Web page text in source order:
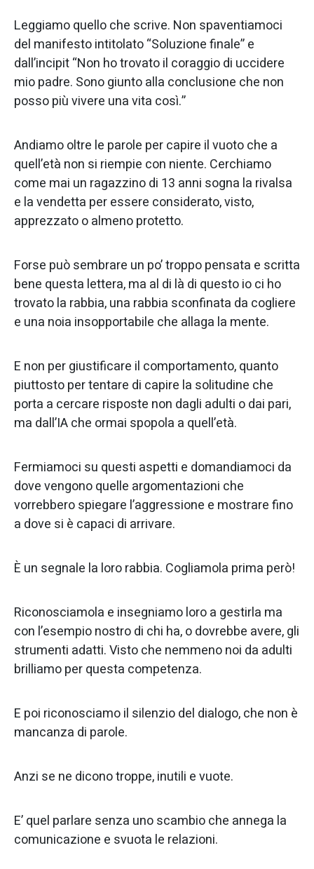
Leggiamo quello che scrive. Non spaventiamoci
del manifesto intitolato “Soluzione finale” e
dall’incipit “Non ho trovato il coraggio di uccidere
mio padre. Sono giunto alla conclusione che non
posso più vivere una vita così.”
Andiamo oltre le parole per capire il vuoto che a
quell’età non si riempie con niente. Cerchiamo
come mai un ragazzino di 13 anni sogna la rivalsa
e la vendetta per essere considerato, visto,
apprezzato o almeno protetto.
Forse può sembrare un po’ troppo pensata e scritta
bene questa lettera, ma al di là di questo io ci ho
trovato la rabbia, una rabbia sconfinata da cogliere
e una noia insopportabile che allaga la mente.
E non per giustificare il comportamento, quanto
piuttosto per tentare di capire la solitudine che
porta a cercare risposte non dagli adulti o dai pari,
ma dall’IA che ormai spopola a quell’età.
Fermiamoci su questi aspetti e domandiamoci da
dove vengono quelle argomentazioni che
vorrebbero spiegare l’aggressione e mostrare fino
a dove si è capaci di arrivare.
È un segnale la loro rabbia. Cogliamola prima però!
Riconosciamola e insegniamo loro a gestirla ma
con l’esempio nostro di chi ha, o dovrebbe avere, gli
strumenti adatti. Visto che nemmeno noi da adulti
brilliamo per questa competenza.
E poi riconosciamo il silenzio del dialogo, che non è
mancanza di parole.
Anzi se ne dicono troppe, inutili e vuote.
E’ quel parlare senza uno scambio che annega la
comunicazione e svuota le relazioni.